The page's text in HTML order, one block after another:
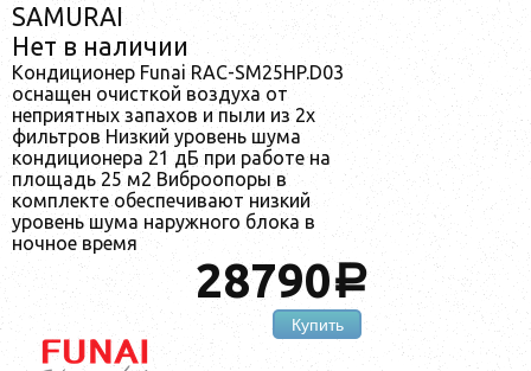
SAMURAI
Нет в наличии
Кондиционер Funai RAC-SM25HP.D03
оснащен очисткой воздуха от
неприятных запахов и пыли из 2х
фильтров Низкий уровень шума
кондиционера 21 дБ при работе на
площадь 25 м2 Виброопоры в
комплекте обеспечивают низкий
уровень шума наружного блока в
ночное время
28790a
Купить